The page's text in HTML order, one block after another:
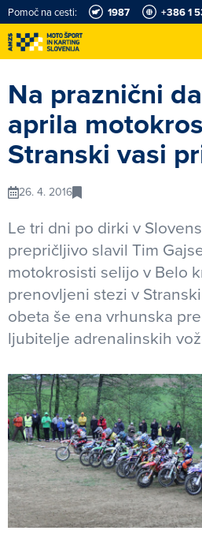
Pomoč na cesti: 1987 +386 1
Na praznični
aprila
Stranski vasi
26. 4. 2016
Le tri dni po dirki v
prepričljivo slavil Tim
motokrosisti selijo v Belo
prenovljeni stezi v
obeta še ena vrhunska
ljubitelje adrenalinskih